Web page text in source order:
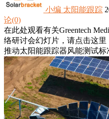
小编 太阳能跟踪
论(0)
在此处观看有关Greentech
络研讨会幻灯片，请点击这里
推动太阳能跟踪器风能测试